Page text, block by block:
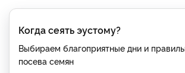
Когда сеять эустому?
Выбираем благоприятные дни и
посева семян